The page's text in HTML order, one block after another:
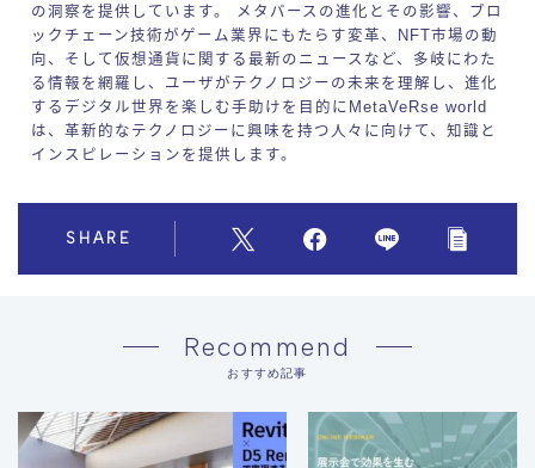
の洞察を提供しています。 メタバースの進化とその影響、ブロ
ックチェーン技術がゲーム業界にもたらす変革、NFT市場の動
向、そして仮想通貨に関する最新のニュースなど、多岐にわた
る情報を網羅し、ユーザがテクノロジーの未来を理解し、進化
するデジタル世界を楽しむ手助けを目的にMetaVeRse world
は、革新的なテクノロジーに興味を持つ人々に向けて、知識と
インスピレーションを提供します。
SHARE
Recommend
おすすめ記事